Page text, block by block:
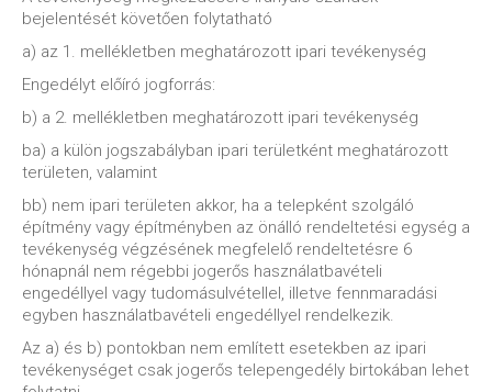
bejelentését követően folytatható
a) az 1. mellékletben meghatározott ipari tevékenység
Engedélyt előíró jogforrás:
b) a 2. mellékletben meghatározott ipari tevékenység
ba) a külön jogszabályban ipari területként meghatározott
területen, valamint
bb) nem ipari területen akkor, ha a telepként szolgáló
építmény vagy építményben az önálló rendeltetési egység a
tevékenység végzésének megfelelő rendeltetésre 6
hónapnál nem régebbi jogerős használatbavételi
engedéllyel vagy tudomásulvétellel, illetve fennmaradási
egyben használatbavételi engedéllyel rendelkezik.
Az a) és b) pontokban nem említett esetekben az ipari
tevékenységet csak jogerős telepengedély birtokában lehet